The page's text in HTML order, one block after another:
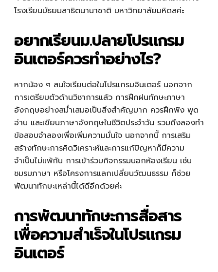
โรงเรียนมัธยมสาธิตนานาชาติ มหาวิทยาลัยมหิดลค่ะ
อยากเรียนม.ปลายโปรแกรม
อินเตอร์ควรทำอย่างไร?
หากน้อง ๆ สนใจเรียนต่อในโปรแกรมอินเตอร์ นอกจาก
การเตรียมตัวด้านวิชาการแล้ว การฝึกฝนทักษะภาษา
อังกฤษอย่างสม่ำเสมอเป็นสิ่งสำคัญมาก ควรฝึกฟัง พูด
อ่าน และเขียนภาษาอังกฤษในชีวิตประจำวัน รวมถึงลองทำ
ข้อสอบจำลองเพื่อเพิ่มความมั่นใจ นอกจากนี้ การเสริม
สร้างทักษะการคิดวิเคราะห์และการแก้ปัญหาก็มีความ
จำเป็นไม่แพ้กัน การเข้าร่วมกิจกรรมนอกห้องเรียน เช่น
ชมรมภาษา หรือโครงการแลกเปลี่ยนวัฒนธรรม ก็ช่วย
พัฒนาทักษะเหล่านี้ได้ดีอีกด้วยค่ะ
การพัฒนาทักษะการสื่อสาร
เพื่อความสำเร็จในโปรแกรม
อินเตอร์